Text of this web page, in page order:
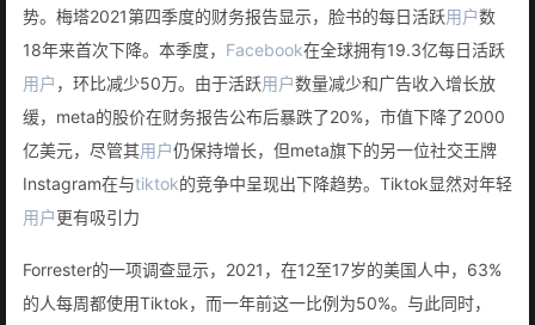
势。梅塔2021第四季度的财务报告显示，脸书的每日活跃用户数
18年来首次下降。本季度， Facebook在全球拥有19.3亿每日活跃
用户 ，环比减少50万。由于活跃用户数量减少和广告收入增长放
缓，meta的股价在财务报告公布后暴跌了20%，市值下降了2000
亿美元，尽管其用户仍保持增长，但meta旗下的另一位社交王牌
Instagram在与tiktok的竞争中呈现出下降趋势。Tiktok显然对年轻
用户更有吸引力
Forrester的一项调查显示，2021，在12至17岁的美国人中，63%
的人每周都使用Tiktok，而一年前这一比例为50%。与此同时，